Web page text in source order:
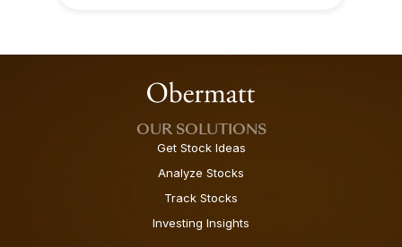
OUR SOLUTIONS
Get Stock Ideas
Analyze Stocks
Track Stocks
Investing Insights